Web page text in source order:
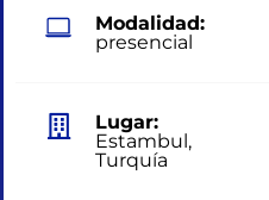
Modalidad:
presencial
Lugar:
Estambul,
Turquía